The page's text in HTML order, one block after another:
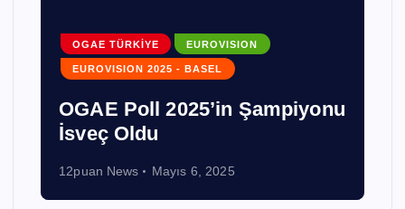
OGAE TÜRKİYE EUROVISION
EUROVISION 2025 - BASEL
OGAE Poll 2025’in Şampiyonu
İsveç Oldu
12puan News Mayıs 6, 2025